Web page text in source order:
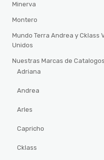
Minerva
Montero
Mundo Terra Andrea y Cklass
Unidos
Nuestras Marcas de Catalogos
Adriana
Andrea
Arles
Capricho
Cklass